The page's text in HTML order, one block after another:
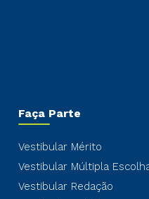
Faça Parte
Vestibular Mérito
Vestibular Múltipla
Vestibular Redação